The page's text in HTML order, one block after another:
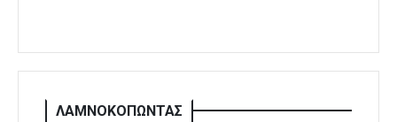
ΛΑΜΝΟΚΟΠΩΝΤΑΣ